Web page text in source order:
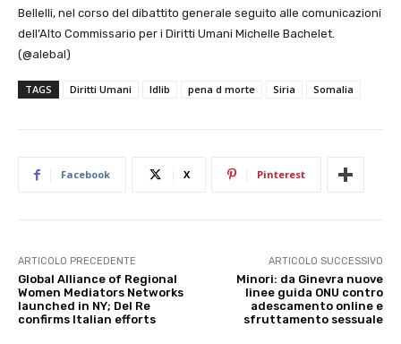
Bellelli, nel corso del dibattito generale seguito alle comunicazioni
dell’Alto Commissario per i Diritti Umani Michelle Bachelet.
(@alebal)
TAGS Diritti Umani Idlib pena d morte Siria Somalia
Facebook X Pinterest
ARTICOLO PRECEDENTE
Global Alliance of Regional
Women Mediators Networks
launched in NY; Del Re
confirms Italian efforts
ARTICOLO SUCCESSIVO
Minori: da Ginevra nuove
linee guida ONU contro
adescamento online e
sfruttamento sessuale